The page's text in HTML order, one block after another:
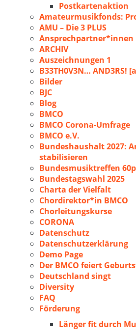
Postkartenaktion
Amateurmusikfonds:
AMU – Die 3 PLUS
Ansprechpartner*innen
ARCHIV
Auszeichnungen 1
B33TH0V3N… AND3RS!
Bilder
BJC
Blog
BMCO
BMCO Corona-Umfrage
BMCO e.V.
Bundeshaushalt 2027:
stabilisieren
Bundesmusiktreffen
Bundestagswahl 2025
Charta der Vielfalt
Chordirektor*in BMCO
Chorleitungskurse
CORONA
Datenschutz
Datenschutzerklärung
Demo Page
Der BMCO feiert
Deutschland singt
Diversity
FAQ
Förderung
Länger fit durch